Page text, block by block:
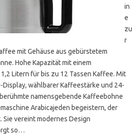
in
e
zu
r
mit Gehäuse aus gebürstetem
Hohe Kapazität mit einem
Litern für bis zu 12 Tassen Kaffee. Mit
Display, wählbarer Kaffeestärke und 24-
namensgebende Kaffeebohne
Arabicajeden begeistern, der
vereint modernes Design
so…